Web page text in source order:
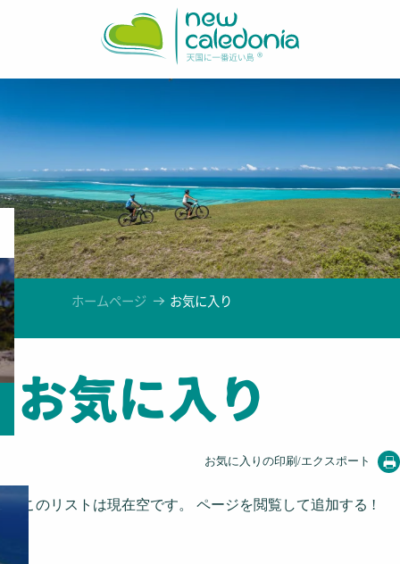
ホームページ お気に入り
お気に入り
お気に入りの印刷/エクスポート
このリストは現在空です。 ページを閲覧して追加する !